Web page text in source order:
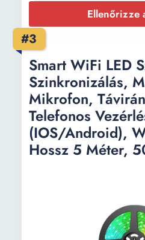
tartalma:
Pro
Technológia:
Súly:
0.81 kg
Egyéb:
LED
Ellenőrizze
#3
Smart WiFi LED
Szinkronizálás,
Mikrofon,
Telefonos
(IOS/Android),
Hossz 5 Méter,